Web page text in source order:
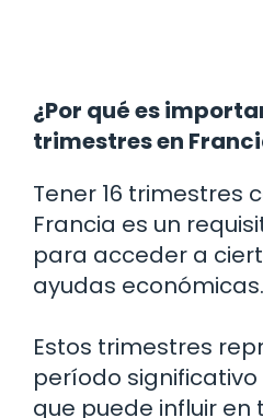
¿Por qué es
trimestres en
Tener 16 trimestres
Francia es un
para acceder a
ayudas económicas.
Estos trimestres
período
que puede influir en